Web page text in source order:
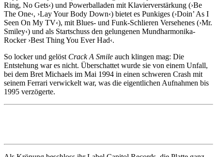
Ring, No Gets‹) und Powerballaden mit Klavierverstärkung (›Be
The One‹, ›Lay Your Body Down‹) bietet es Punkiges (›Doin’ As I
Seen On My TV‹), mit Blues- und Funk-Schlieren Versehenes (›Mr.
Smiley‹) und als Startschuss den gelungenen Mundharmonika-
Rocker ›Best Thing You Ever Had‹.
So locker und gelöst Crack A Smile auch klingen mag: Die
Entstehung war es nicht. Überschattet wurde sie von einem Unfall,
bei dem Bret Michaels im Mai 1994 in einen schweren Crash mit
seinem Ferrari verwickelt war, was die eigentlichen Aufnahmen bis
1995 verzögerte.